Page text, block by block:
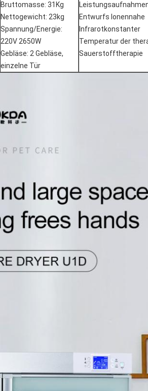
Bruttomasse: 31Kg
Nettogewicht: 23kg
Spannung/Energie:
220V 2650W
Gebläse: 2 Gebläse,
einzelne Tür
Entwurfs Ionennahe
Infrarotkonstanter
Temperatur der
Sauerstofftherapie